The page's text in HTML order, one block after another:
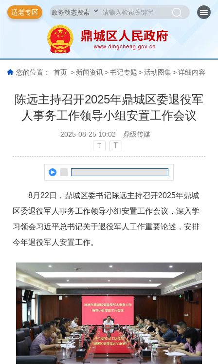
适老专区
您的位置： 首页 > 新闻资讯 > 书记专题 > 活动图集 > 详细内容
陈远主持召开2025年鼎城区委退役军
人事务工作领导小组安置工作会议
2025-08-25 10:02 鼎级传媒
T T
8月22日，鼎城区委书记陈远主持召开2025年鼎城
区委退役军人事务工作领导小组安置工作会议，深入学
习领会习近平总书记关于退役军人工作重要论述，安排
今年退役军人安置工作。